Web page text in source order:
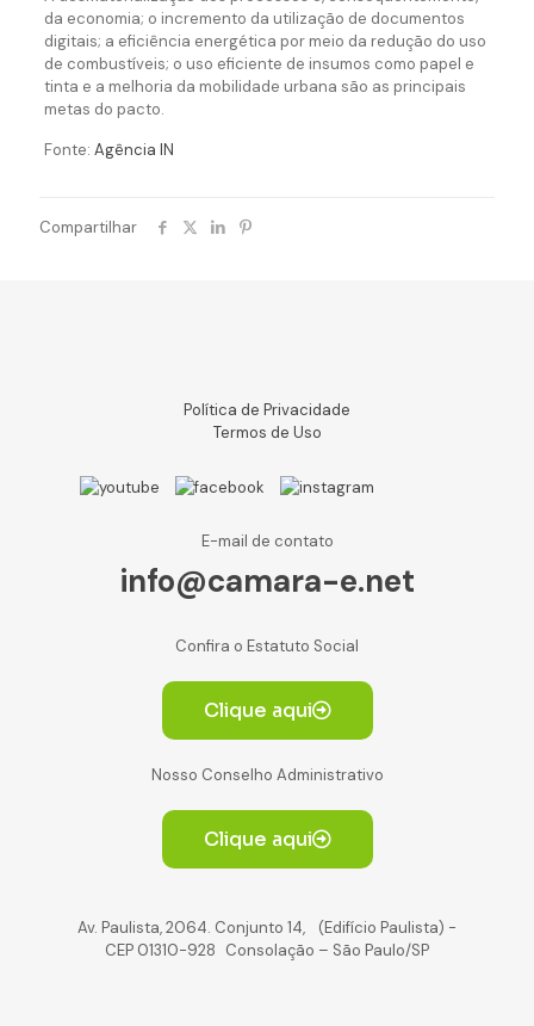
da economia; o incremento da utilização de documentos
digitais; a eficiência energética por meio da redução do uso
de combustíveis; o uso eficiente de insumos como papel e
tinta e a melhoria da mobilidade urbana são as principais
metas do pacto.
Fonte: Agência IN
Compartilhar
Política de Privacidade
Termos de Uso
E-mail de contato
info@camara-e.net
Confira o Estatuto Social
Clique aqui
Nosso Conselho Administrativo
Clique aqui
Av. Paulista, 2064. Conjunto 14, (Edifício Paulista) -
CEP 01310-928 Consolação – São Paulo/SP